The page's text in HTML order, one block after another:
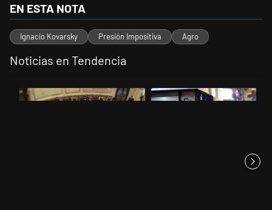
EN ESTA NOTA
Ignacio Kovarsky Presión Impositiva Agro
Noticias en Tendencia
Un artículo de tendencia con el título "El Senado dio media sanción
Un artículo de tendencia con el